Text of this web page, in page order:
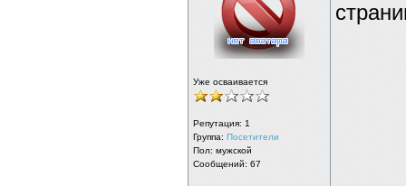
Уже осваивается
Репутация: 1
Группа: Посетители
Пол: мужской
Сообщений: 67